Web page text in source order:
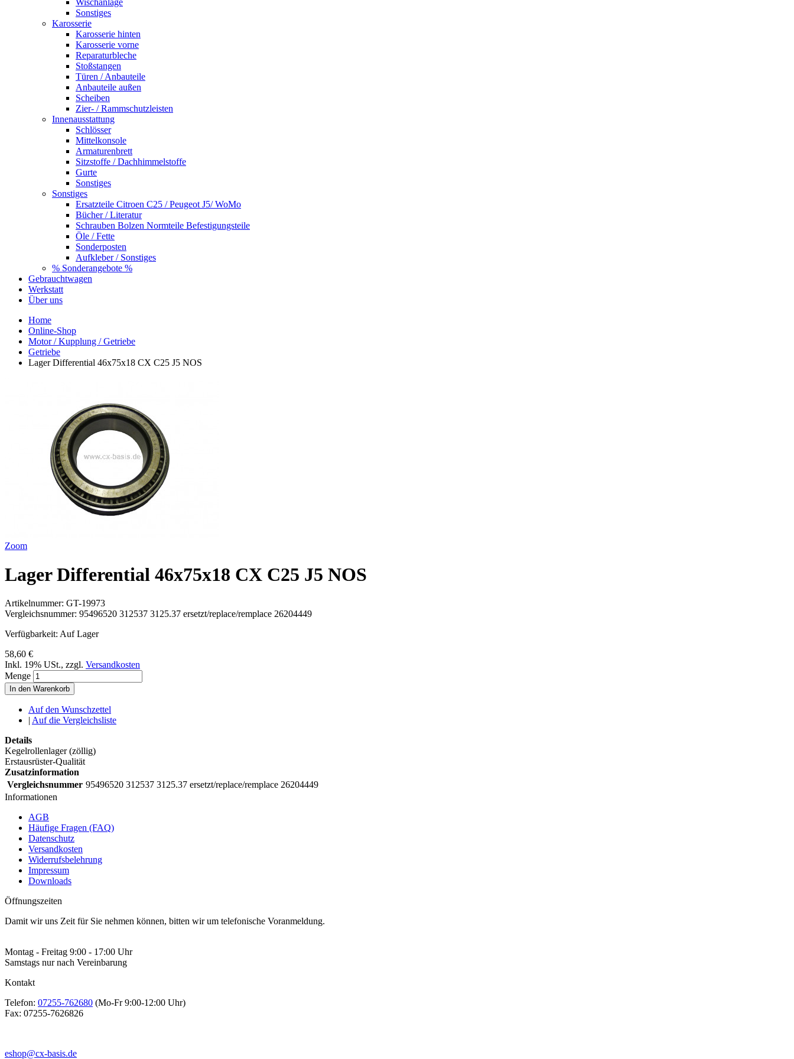
Sonstiges
Karosserie
Karosserie hinten
Karosserie vorne
Reparaturbleche
Stoßstangen
Türen / Anbauteile
Anbauteile außen
Scheiben
Zier- / Rammschutzleisten
Innenausstattung
Schlösser
Mittelkonsole
Armaturenbrett
Sitzstoffe / Dachhimmelstoffe
Gurte
Sonstiges
Sonstiges
Ersatzteile Citroen C25 / Peugeot J5/ WoMo
Bücher / Literatur
Schrauben Bolzen Normteile Befestigungsteile
Öle / Fette
Sonderposten
Aufkleber / Sonstiges
% Sonderangebote %
Gebrauchtwagen
Werkstatt
Über uns
Home
Online-Shop
Motor / Kupplung / Getriebe
Getriebe
Lager Differential 46x75x18 CX C25 J5 NOS
Zoom
Lager Differential 46x75x18 CX C25 J5 NOS
Artikelnummer: GT-19973
Vergleichsnummer: 95496520 312537 3125.37 ersetzt/replace/remplace 26204449
Verfügbarkeit: Auf Lager
58,60 €
Inkl. 19% USt., zzgl. Versandkosten
Menge
In den Warenkorb
Auf den Wunschzettel
| Auf die Vergleichsliste
Details
Kegelrollenlager (zöllig)
Erstausrüster-Qualität
Zusatzinformation
Vergleichsnummer 95496520 312537 3125.37 ersetzt/replace/remplace 26204449
Informationen
AGB
Häufige Fragen (FAQ)
Datenschutz
Versandkosten
Widerrufsbelehrung
Impressum
Downloads
Öffnungszeiten
Damit wir uns Zeit für Sie nehmen können, bitten wir um telefonische Voranmeldung.
Montag - Freitag 9:00 - 17:00 Uhr
Samstags nur nach Vereinbarung
Kontakt
Telefon: 07255-762680 (Mo-Fr 9:00-12:00 Uhr)
Fax: 07255-7626826
eshop@cx-basis.de